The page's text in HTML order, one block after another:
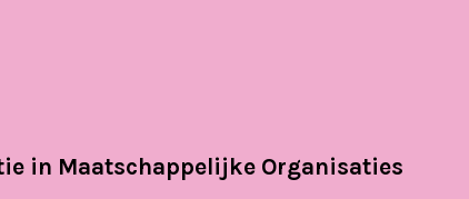
in Maatschappelijke Organisaties